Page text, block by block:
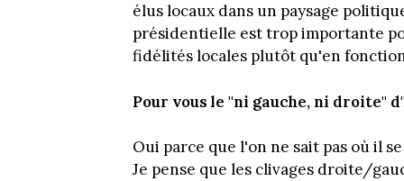
élus locaux dans un paysage
présidentielle est trop importante
fidélités locales plutôt qu'en
Pour vous le "ni gauche, ni droite"
Oui parce que l'on ne sait pas où il
Je pense que les clivages droite/